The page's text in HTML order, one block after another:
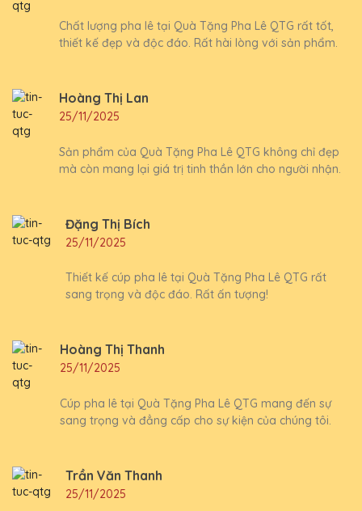
Chất lượng pha lê tại Quà Tặng Pha Lê QTG rất tốt,
thiết kế đẹp và độc đáo. Rất hài lòng với sản phẩm.
Hoàng Thị Lan
25/11/2025
Sản phẩm của Quà Tặng Pha Lê QTG không chỉ đẹp
mà còn mang lại giá trị tinh thần lớn cho người nhận.
Đặng Thị Bích
25/11/2025
Thiết kế cúp pha lê tại Quà Tặng Pha Lê QTG rất
sang trọng và độc đáo. Rất ấn tượng!
Hoàng Thị Thanh
25/11/2025
Cúp pha lê tại Quà Tặng Pha Lê QTG mang đến sự
sang trọng và đẳng cấp cho sự kiện của chúng tôi.
Trần Văn Thanh
25/11/2025